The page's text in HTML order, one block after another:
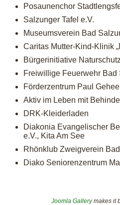
Posaunenchor
Salzunger Tafel e.V.
Museumsverein Bad
Caritas Mutter-Kind-Klinik
Bürgerinitiative
Freiwillige Feuerwehr Bad
Förderzentrum Paul
Aktiv im Leben mit
DRK-Kleiderladen
Diakonia Evangelischer
e.V., Kita Am See
Rhönklub Zweigverein
Diako Seniorenzentrum
Joomla Gallerymakes it